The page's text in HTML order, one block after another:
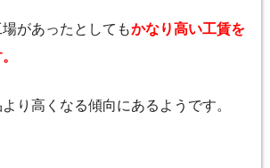
があったとしてもかなり高い工賃を
り高くなる傾向にあるようです。